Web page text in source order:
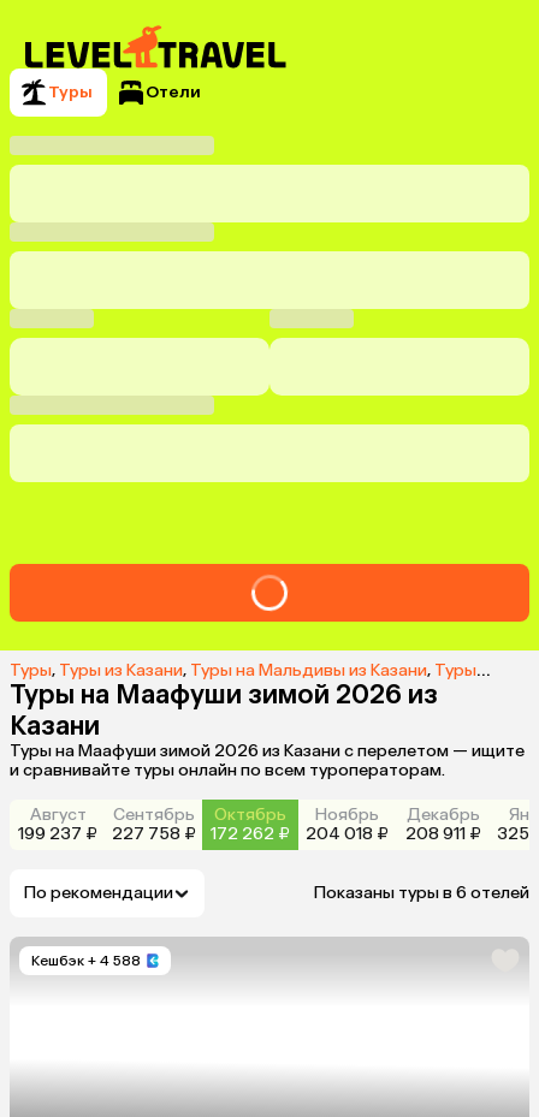
Туры Отели
Туры, Туры из Казани, Туры на Мальдивы из Казани, Туры на о. Маафуши из Казани
Туры на Маафуши зимой 2026 из
Казани
Туры на Маафуши зимой 2026 из Казани с перелетом — ищите
и сравнивайте туры онлайн по всем туроператорам.
Август
199 237 ₽
Сентябрь
227 758 ₽
Октябрь
172 262 ₽
Ноябрь
204 018 ₽
Декабрь
208 911 ₽
325
По рекомендации Показаны туры в 6 отелей
Кешбэк + 4 588